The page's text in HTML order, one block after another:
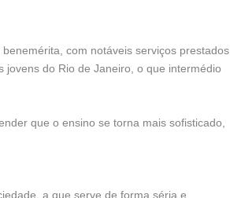
com notáveis serviços prestados
do Rio de Janeiro, o que intermédio
que o ensino se torna mais sofisticado,
a que serve de forma séria e